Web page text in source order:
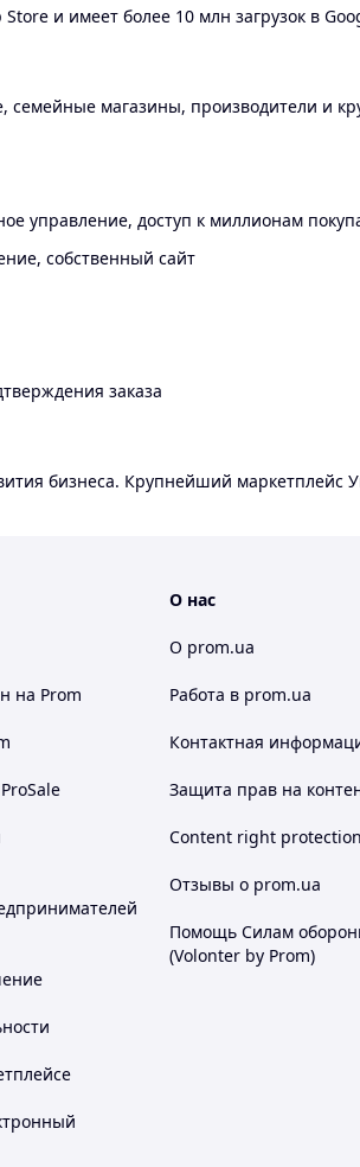
и имеет более 10 млн загрузок в
магазины, производители и
управление, доступ к миллионам
собственный сайт
заказа
бизнеса. Крупнейший
на Prom
О нас
О prom.ua
Работа в prom.ua
Контактная
Защита прав на
Content right protection
Отзывы о prom.ua
Помощь Силам
(Volonter by Prom)